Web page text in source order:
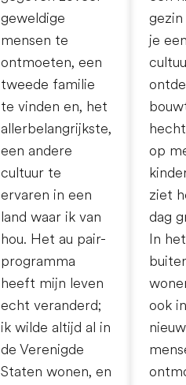
geweldige
mensen te
ontmoeten, een
tweede familie
te vinden en, het
allerbelangrijkste,
een andere
cultuur te
ervaren in een
land waar ik van
hou. Het au pair-
programma
heeft mijn leven
echt veranderd;
ik wilde altijd al in
de Verenigde
Staten wonen, en
je
op
ziet
dag
In het
ook